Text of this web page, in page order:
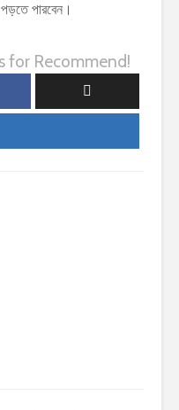
পারবেন।
for Recommend!